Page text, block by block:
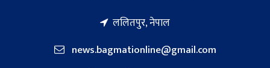
ललितपुर, नेपाल
news.bagmationline@gmail.com